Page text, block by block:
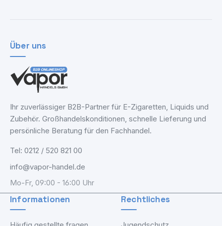
Über uns
Ihr zuverlässiger B2B-Partner für E-Zigaretten, Liquids und
Zubehör. Großhandelskonditionen, schnelle Lieferung und
persönliche Beratung für den Fachhandel.
Tel: 0212 / 520 821 00
info@vapor-handel.de
Mo-Fr, 09:00 - 16:00 Uhr
Informationen Rechtliches